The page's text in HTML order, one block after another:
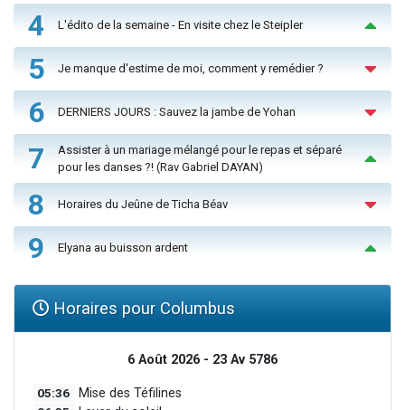
4 L'édito de la semaine - En visite chez le Steipler
5 Je manque d'estime de moi, comment y remédier ?
6 DERNIERS JOURS : Sauvez la jambe de Yohan
7
Assister à un mariage mélangé pour le repas et séparé
pour les danses ?! (Rav Gabriel DAYAN)
8 Horaires du Jeûne de Ticha Béav
9 Elyana au buisson ardent
Horaires pour Columbus
6 Août 2026 - 23 Av 5786
05:36 Mise des Téfilines